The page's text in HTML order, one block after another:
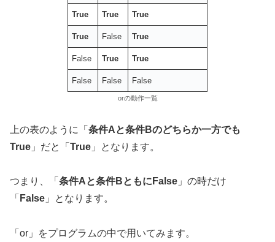
True True True
True False True
False True True
False False False
orの動作一覧
上の表のように「 条件Aと条件Bのどちらか一方でも
True 」だと「 True 」となります。
つまり、「 条件Aと条件BともにFalse 」の時だけ
「 False 」となります。
「or」をプログラムの中で用いてみます。